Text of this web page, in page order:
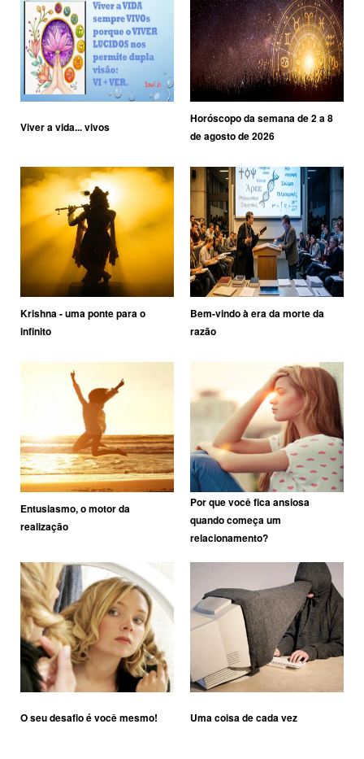
Viver a vida... vivos
Horóscopo da semana de 2 a 8
de agosto de 2026
Krishna - uma ponte para o
infinito
Bem-vindo à era da morte da
razão
Entusiasmo, o motor da
realização
Por que você fica ansiosa
quando começa um
relacionamento?
O seu desafio é você mesmo! Uma coisa de cada vez